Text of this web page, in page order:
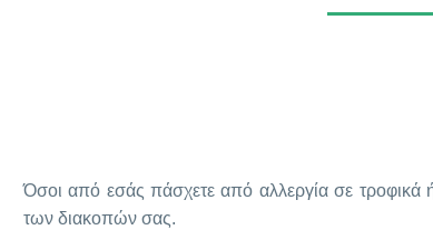
Όσοι από εσάς πάσχετε από αλλεργία σε τροφικά ή
των διακοπών σας.